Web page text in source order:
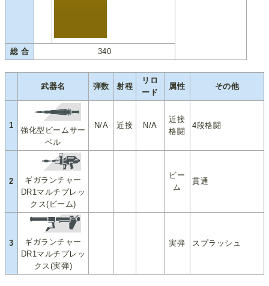
総 合 340
武器名 弾数 射程
リロ
ード
属性 その他
1
強化型ビームサー
ベル
N/A 近接 N/A
近接
格闘
4段格闘
2
ギガランチャー
DR1マルチプレッ
クス(ビーム)
ビー
ム
貫通
3
ギガランチャー
DR1マルチプレッ
クス(実弾)
実弾 スプラッシュ